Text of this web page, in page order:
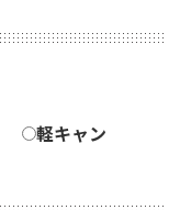
軽キャン